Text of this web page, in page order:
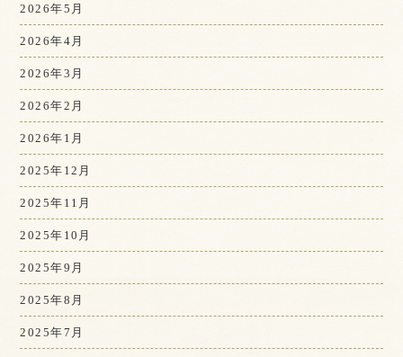
2026年5月
2026年4月
2026年3月
2026年2月
2026年1月
2025年12月
2025年11月
2025年10月
2025年9月
2025年8月
2025年7月